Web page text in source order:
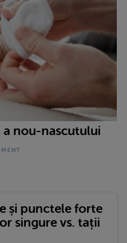
a nou-nascutului
și punctele forte
singure vs. tații